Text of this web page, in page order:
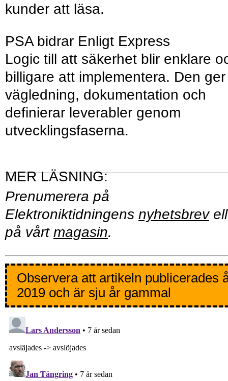
kunder att läsa.
PSA bidrar Enligt Express
Logic till att säkerhet blir enklare
billigare att implementera. Den ger
vägledning, dokumentation och
definierar leverabler genom
utvecklingsfaserna.
Prenumerera på
Elektroniktidningens nyhetsbrev
på vårt magasin.
Observera att artikeln publicerades
2019 och är sju år gammal